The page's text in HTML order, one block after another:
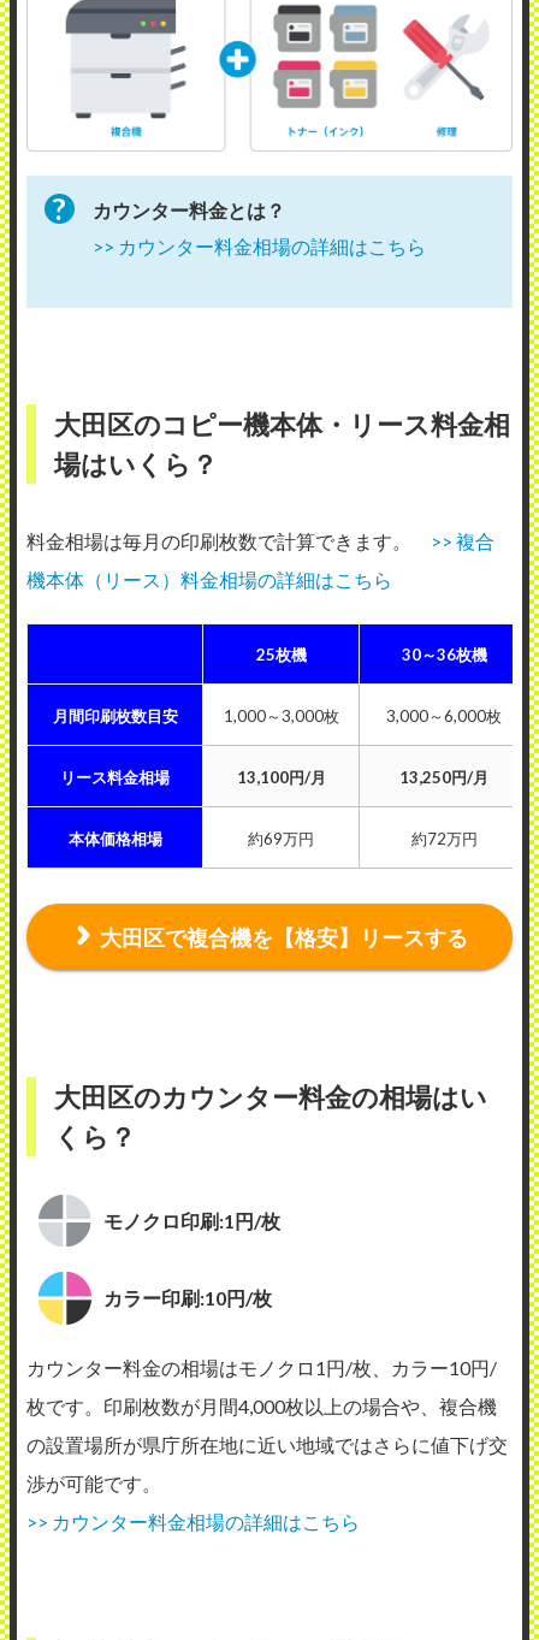
カウンター料金とは？
>> カウンター料金相場の詳細はこちら
大田区のコピー機本体・リース料金相
場はいくら？
料金相場は毎月の印刷枚数で計算できます。
>> 複合
機本体（リース）料金相場の詳細はこちら
25枚機 30～36枚機
月間印刷枚数目安 1,000～3,000枚 3,000～6,000枚
リース料金相場 13,100円/月 13,250円/月
本体価格相場 約69万円 約72万円
大田区で複合機を【格安】リースする
大田区のカウンター料金の相場はい
くら？
モノクロ印刷:1円/枚
カラー印刷:10円/枚
カウンター料金の相場はモノクロ1円/枚、カラー10円/
枚です。印刷枚数が月間4,000枚以上の場合や、複合機
の設置場所が県庁所在地に近い地域ではさらに値下げ交
渉が可能です。
>> カウンター料金相場の詳細はこちら